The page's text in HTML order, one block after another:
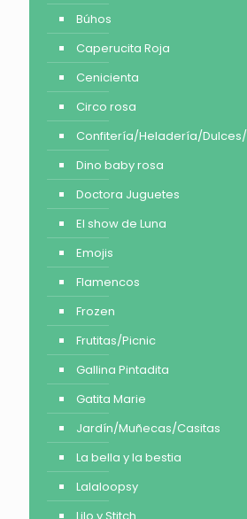
Búhos
Caperucita Roja
Cenicienta
Circo rosa
Confitería/Heladería/Dulces/
Dino baby rosa
Doctora Juguetes
El show de Luna
Emojis
Flamencos
Frozen
Frutitas/Picnic
Gallina Pintadita
Gatita Marie
Jardín/Muñecas/Casitas
La bella y la bestia
Lalaloopsy